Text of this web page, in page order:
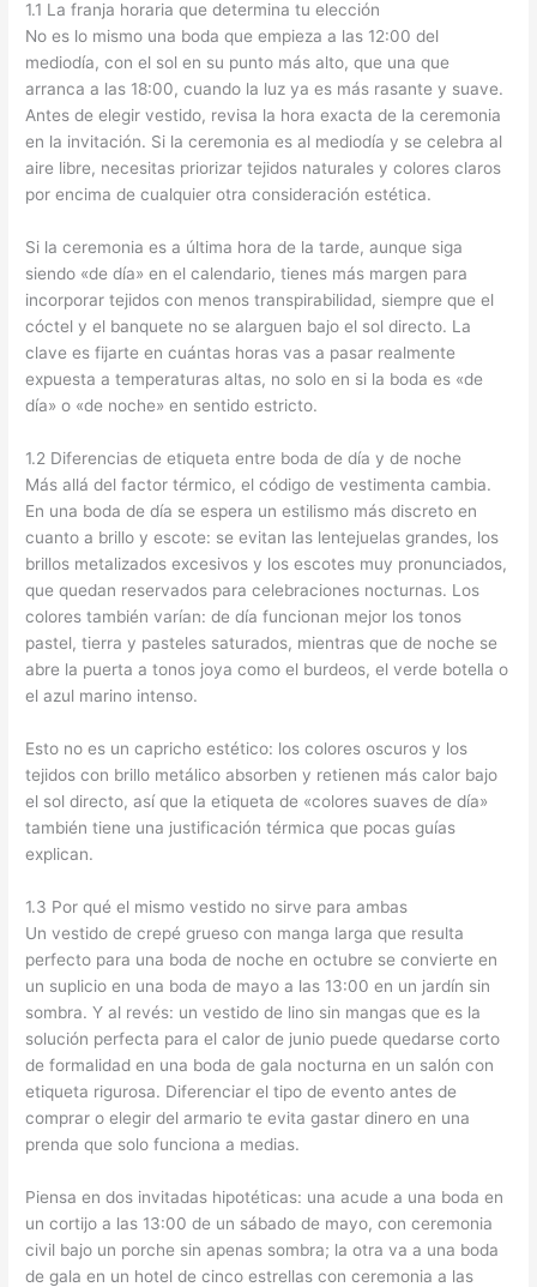
1.1 La franja horaria que determina tu elección
No es lo mismo una boda que empieza a las 12:00 del
mediodía, con el sol en su punto más alto, que una que
arranca a las 18:00, cuando la luz ya es más rasante y suave.
Antes de elegir vestido, revisa la hora exacta de la ceremonia
en la invitación. Si la ceremonia es al mediodía y se celebra al
aire libre, necesitas priorizar tejidos naturales y colores claros
por encima de cualquier otra consideración estética.
Si la ceremonia es a última hora de la tarde, aunque siga
siendo «de día» en el calendario, tienes más margen para
incorporar tejidos con menos transpirabilidad, siempre que el
cóctel y el banquete no se alarguen bajo el sol directo. La
clave es fijarte en cuántas horas vas a pasar realmente
expuesta a temperaturas altas, no solo en si la boda es «de
día» o «de noche» en sentido estricto.
1.2 Diferencias de etiqueta entre boda de día y de noche
Más allá del factor térmico, el código de vestimenta cambia.
En una boda de día se espera un estilismo más discreto en
cuanto a brillo y escote: se evitan las lentejuelas grandes, los
brillos metalizados excesivos y los escotes muy pronunciados,
que quedan reservados para celebraciones nocturnas. Los
colores también varían: de día funcionan mejor los tonos
pastel, tierra y pasteles saturados, mientras que de noche se
abre la puerta a tonos joya como el burdeos, el verde botella o
el azul marino intenso.
Esto no es un capricho estético: los colores oscuros y los
tejidos con brillo metálico absorben y retienen más calor bajo
el sol directo, así que la etiqueta de «colores suaves de día»
también tiene una justificación térmica que pocas guías
explican.
1.3 Por qué el mismo vestido no sirve para ambas
Un vestido de crepé grueso con manga larga que resulta
perfecto para una boda de noche en octubre se convierte en
un suplicio en una boda de mayo a las 13:00 en un jardín sin
sombra. Y al revés: un vestido de lino sin mangas que es la
solución perfecta para el calor de junio puede quedarse corto
de formalidad en una boda de gala nocturna en un salón con
etiqueta rigurosa. Diferenciar el tipo de evento antes de
comprar o elegir del armario te evita gastar dinero en una
prenda que solo funciona a medias.
Piensa en dos invitadas hipotéticas: una acude a una boda en
un cortijo a las 13:00 de un sábado de mayo, con ceremonia
civil bajo un porche sin apenas sombra; la otra va a una boda
de gala en un hotel de cinco estrellas con ceremonia a las